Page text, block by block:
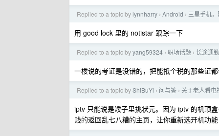
Replied to a topic by lynnharry › Android › 三星手机
用 good lock 里的 notistar 跟踪一下
Replied to a topic byyang59324 › 职场话题 › 长途通
一楼说的考证是没错的，把能抵个税的那些证
Replied to a topic byShiBuYi › 问与答 › 关于老人看电
iptv 只能说是矮子里挑状元。因为 iptv 的机顶
贱的返回乱七八糟的主页，让你重新选开机功